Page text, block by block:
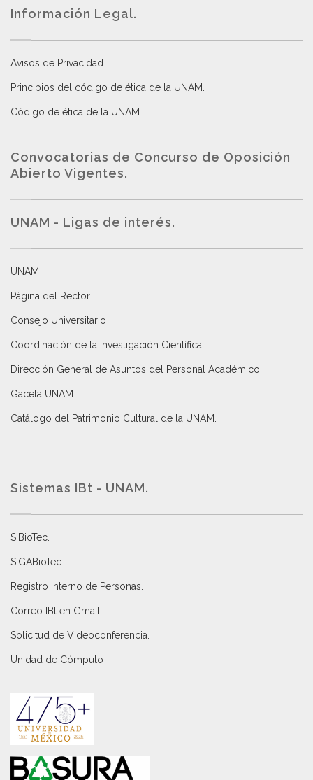
Información Legal.
Avisos de Privacidad
Principios del código de ética de la UNAM
Código de ética de la UNAM
Convocatorias de Concurso de Oposición
Abierto Vigentes.
UNAM - Ligas de interés.
UNAM
Página del Rector
Consejo Universitario
Coordinación de la Investigación Científica
Dirección General de Asuntos del Personal Académico
Gaceta UNAM
Catálogo del Patrimonio Cultural de la UNAM.
Sistemas IBt - UNAM.
SiBioTec
SiGABioTec.
Registro Interno de Personas
Correo IBt en Gmail
Solicitud de Videoconferencia.
Unidad de Cómputo